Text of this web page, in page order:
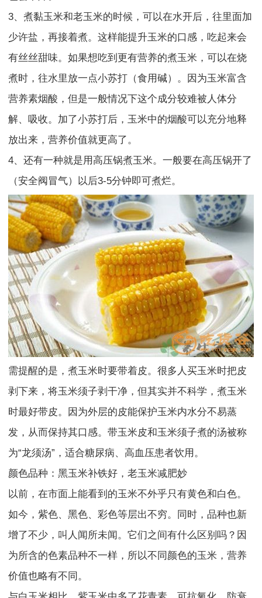
3、煮黏玉米和老玉米的时候，可以在水开后，往里面加
少许盐，再接着煮。这样能提升玉米的口感，吃起来会
有丝丝甜味。如果想吃到更有营养的煮玉米，可以在烧
煮时，往水里放一点小苏打（食用碱）。因为玉米富含
营养素烟酸，但是一般情况下这个成分较难被人体分
解、吸收。加了小苏打后，玉米中的烟酸可以充分地释
放出来，营养价值就更高了。
4、还有一种就是用高压锅煮玉米。一般要在高压锅开了
（安全阀冒气）以后3-5分钟即可煮烂。
需提醒的是，煮玉米时要带着皮。很多人买玉米时把皮
剥下来，将玉米须子剥干净，但其实并不科学，煮玉米
时最好带皮。因为外层的皮能保护玉米内水分不易蒸
发，从而保持其口感。带玉米皮和玉米须子煮的汤被称
为“龙须汤”，适合糖尿病、高血压患者饮用。
颜色品种：黑玉米补铁好，老玉米减肥妙
以前，在市面上能看到的玉米不外乎只有黄色和白色。
如今，紫色、黑色、彩色等层出不穷。同时，品种也新
增了不少，叫人闻所未闻。它们之间有什么区别吗？因
为所含的色素品种不一样，所以不同颜色的玉米，营养
价值也略有不同。